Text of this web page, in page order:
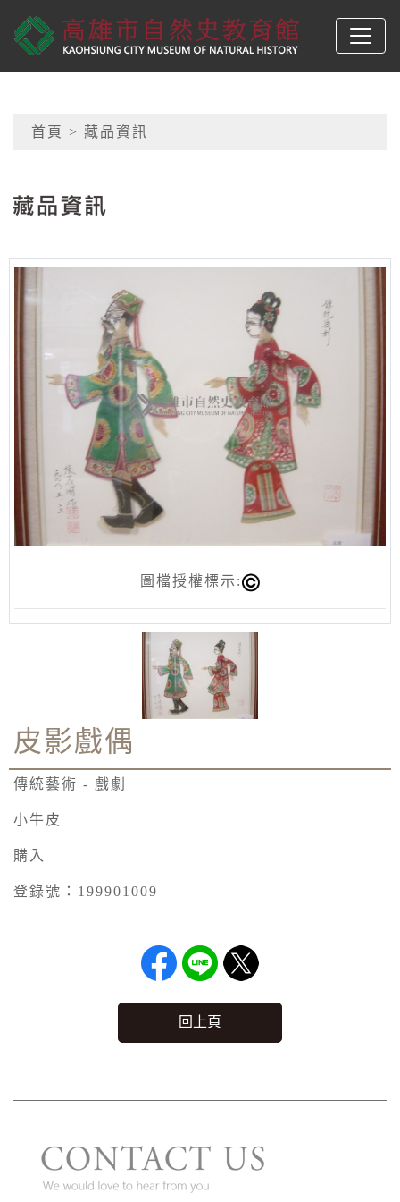
高雄市自然史教育館
網頁導覽
首頁 > 藏品資訊
圖檔授權標示:
皮影戲偶
傳統藝術 - 戲劇
小牛皮
購入
登錄號：199901009
回上頁